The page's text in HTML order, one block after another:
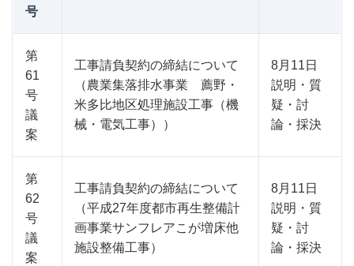
号
第
61
号
議
案
工事請負契約の締結について
（農業集落排水事業 薦野・
米多比地区処理施設工事（機
械・電気工事））
8月11日
説明・質
疑・討
論・採決
第
62
号
議
案
工事請負契約の締結について
（平成27年度都市再生整備計
画事業サンフレアこが増床他
施設整備工事）
8月11日
説明・質
疑・討
論・採決